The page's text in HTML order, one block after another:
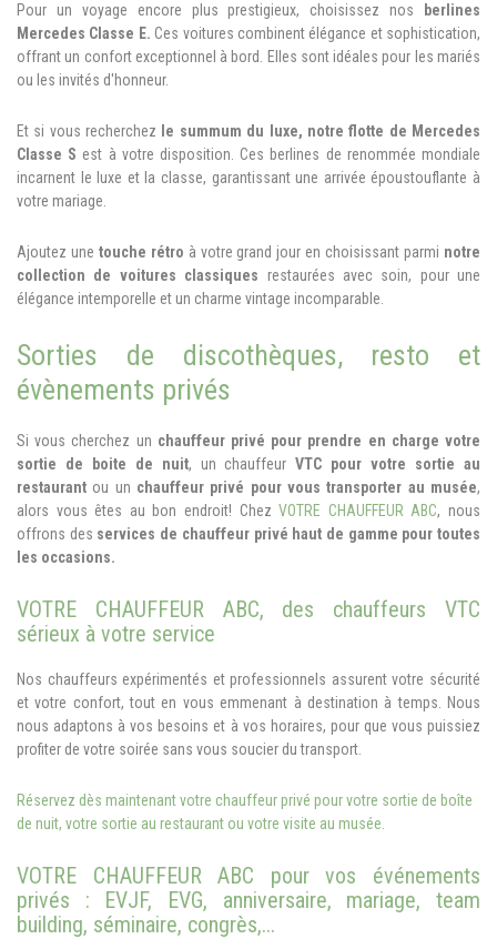
Pour un voyage encore plus prestigieux, choisissez nos berlines
Mercedes Classe E. Ces voitures combinent élégance et sophistication,
offrant un confort exceptionnel à bord. Elles sont idéales pour les mariés
ou les invités d'honneur.
Et si vous recherchez
le summum du luxe, notre flotte de Mercedes
Classe S est à votre disposition. Ces berlines de renommée mondiale
incarnent le luxe et la classe, garantissant une arrivée époustouflante à
votre mariage.
Ajoutez une touche rétro à votre grand jour en choisissant parmi notre
collection de voitures classiques restaurées avec soin, pour une
élégance intemporelle et un charme vintage incomparable.
Sorties de discothèques, resto et
évènements privés
Si vous cherchez un chauffeur privé pour prendre en charge votre
sortie de boite de nuit, un chauffeurVTC pour votre sortie au
restaurant ou un chauffeur privé pour vous transporter au musée,
alors vous êtes au bon endroit! ChezVOTRE CHAUFFEUR ABC, nous
offrons des services de chauffeur privé haut de gamme pour toutes
les occasions.
VOTRE CHAUFFEUR ABC, des chauffeurs VTC
sérieux à votre service
Nos chauffeurs expérimentés et professionnels assurent votre sécurité
et votre confort, tout en vous emmenant à destination à temps. Nous
nous adaptons à vos besoins et à vos horaires, pour que vous puissiez
profiter de votre soirée sans vous soucier du transport.
Réservez dès maintenant votre chauffeur privé pour votre sortie de boîte
de nuit, votre sortie au restaurant ou votre visite au musée.
VOTRE CHAUFFEUR ABC pour vos événements
privés : EVJF, EVG, anniversaire, mariage, team
building, séminaire, congrès,...